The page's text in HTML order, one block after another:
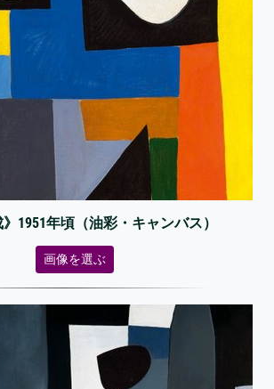
1951年頃（油彩・キャンバス）
画像を選ぶ